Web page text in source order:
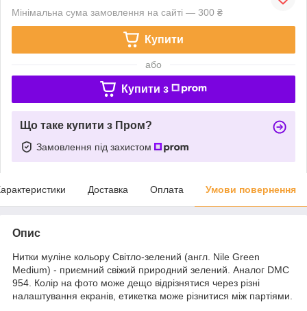
Мінімальна сума замовлення на сайті — 300 ₴
Купити
або
Купити з
Що таке купити з Пром?
Замовлення під захистом
Доставка Оплата Умови повернення
Опис
Нитки муліне кольору Світло-зелений (англ. Nile Green
Medium) - приємний свіжий природний зелений. Аналог DMC
954. Колір на фото може дещо відрізнятися через різні
налаштування екранів, етикетка може різнитися між партіями.